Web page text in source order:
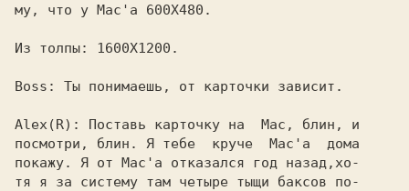
му, что у Mac'а 600Х480.
Из толпы: 1600Х1200.
Boss: Ты понимаешь, от карточки зависит.
Alex(R): Поставь карточку на  Mac, блин, и
посмотри, блин. Я тебе  круче  Mac'а  дома
покажу. Я от Mac'a отказался год назад,хо-
тя я за систему там четыре тыщи баксов по-